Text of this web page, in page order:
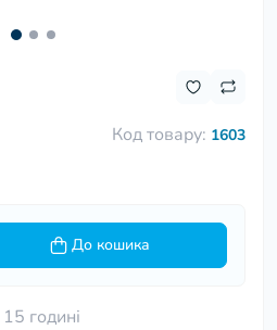
Код товару: 1603
До кошика
годині